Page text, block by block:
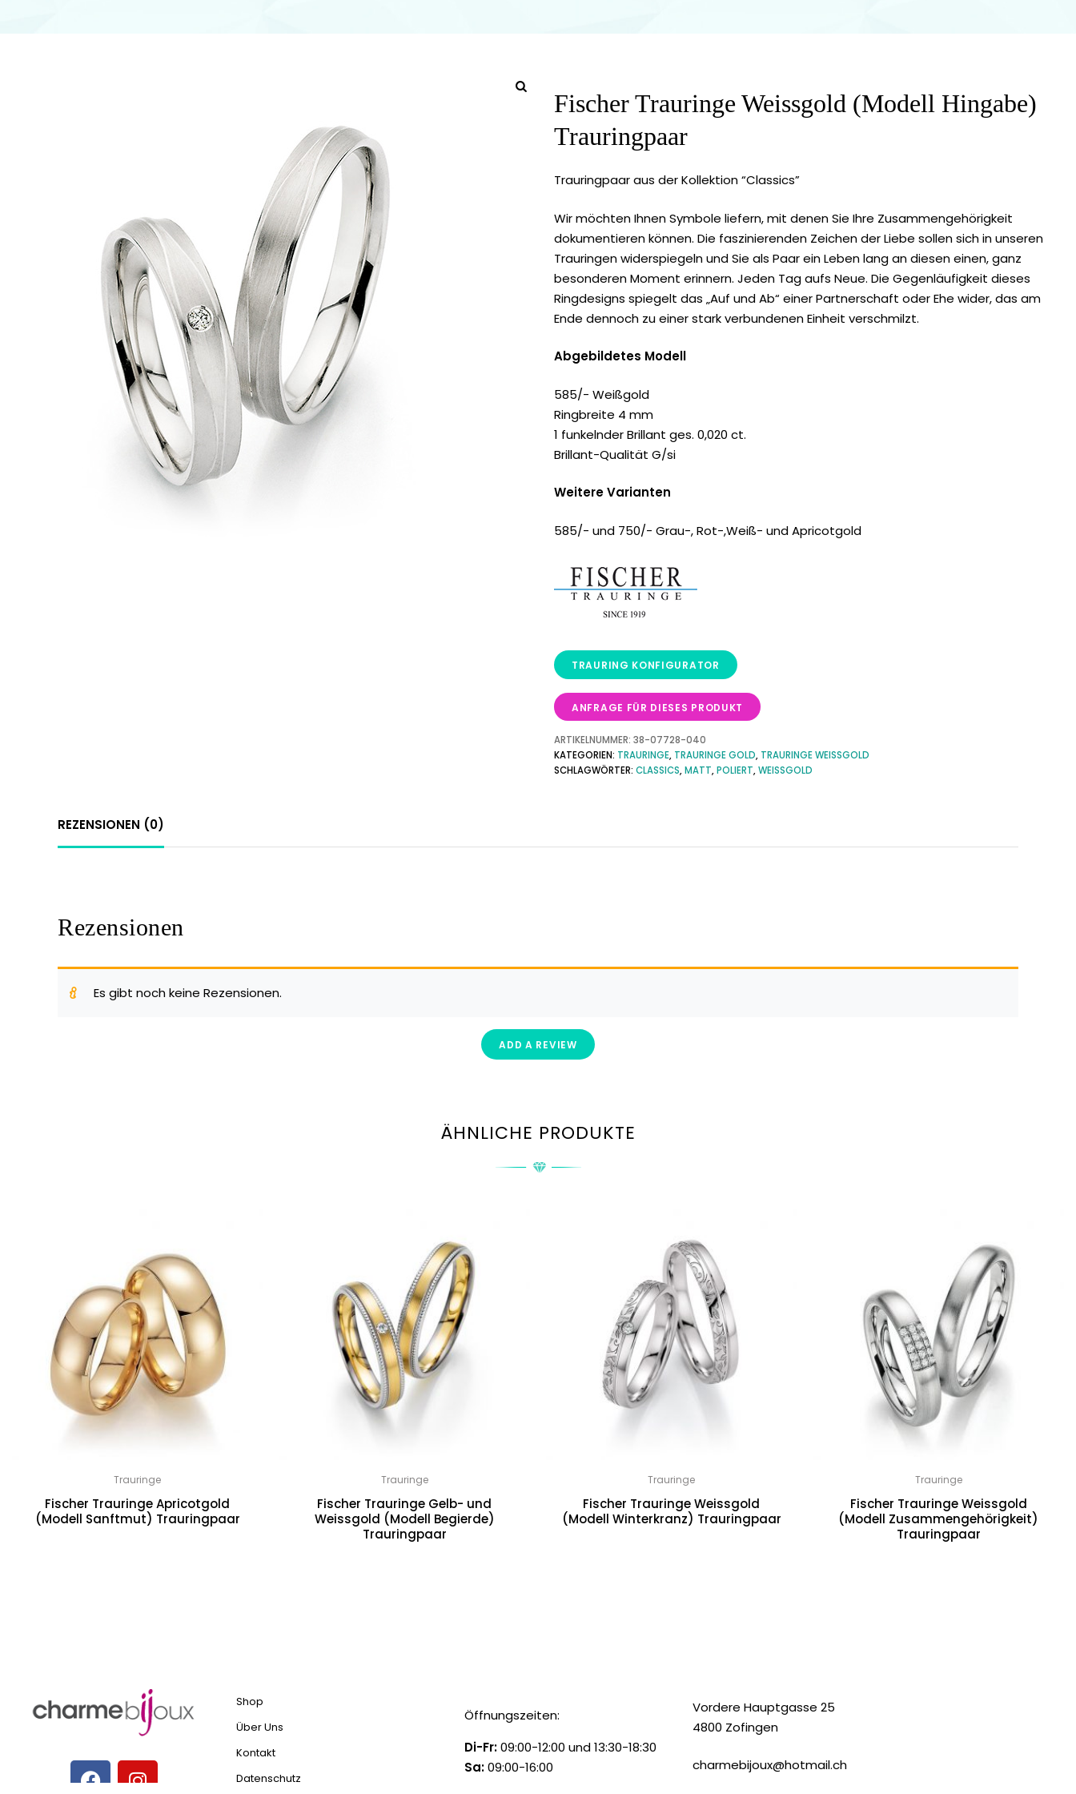
Fischer Trauringe Weissgold (Modell Hingabe)
Trauringpaar
Trauringpaar aus der Kollektion “Classics”
Wir möchten Ihnen Symbole liefern, mit denen Sie Ihre Zusammengehörigkeit
dokumentieren können. Die faszinierenden Zeichen der Liebe sollen sich in unseren
Trauringen widerspiegeln und Sie als Paar ein Leben lang an diesen einen, ganz
besonderen Moment erinnern. Jeden Tag aufs Neue. Die Gegenläufigkeit dieses
Ringdesigns spiegelt das „Auf und Ab“ einer Partnerschaft oder Ehe wider, das am
Ende dennoch zu einer stark verbundenen Einheit verschmilzt.
Abgebildetes Modell
585/- Weißgold
Ringbreite 4 mm
1 funkelnder Brillant ges. 0,020 ct.
Brillant-Qualität G/si
Weitere Varianten
585/- und 750/- Grau-, Rot-,Weiß- und Apricotgold
ANFRAGE FÜR DIESES PRODUKT
ARTIKELNUMMER: 38-07728-040
KATEGORIEN: TRAURINGE, TRAURINGE GOLD, TRAURINGE WEISSGOLD
SCHLAGWÖRTER: CLASSICS,MATT,POLIERT,WEISSGOLD
REZENSIONEN (0)
Rezensionen
Es gibt noch keine Rezensionen.
ADD A REVIEW
ÄHNLICHE PRODUKTE
Trauringe
Fischer Trauringe Apricotgold
(Modell Sanftmut) Trauringpaar
Trauringe
Fischer Trauringe Gelb- und
Weissgold (Modell Begierde)
Trauringpaar
Trauringe
Fischer Trauringe Weissgold
(Modell Winterkranz) Trauringpaar
Trauringe
Fischer Trauringe Weissgold
(Modell Zusammengehörigkeit)
Trauringpaar
Shop
Über Uns
Kontakt
Datenschutz
Öffnungszeiten:
Di-Fr:09:00-12:00 und 13:30-18:30
Sa:09:00-16:00
Vordere Hauptgasse 25
4800 Zofingen
charmebijoux@hotmail.ch